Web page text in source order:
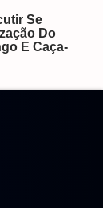
Se
Do
E Caça-